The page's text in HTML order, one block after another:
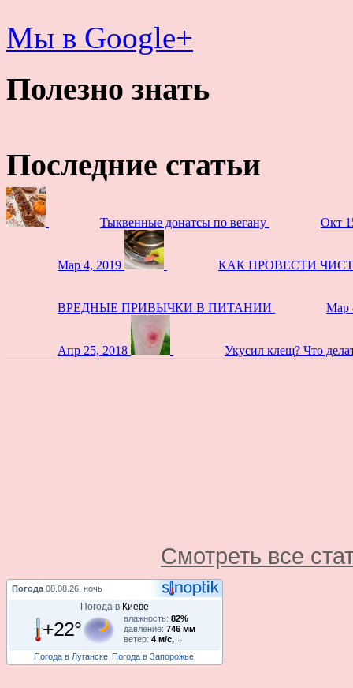
Мы в Google+
Полезно знать
Последние статьи
Тыквенные донатсы по вегану Окт
Мар 4, 2019 КАК ПРОВЕСТИ
ВРЕДНЫЕ ПРИВЫЧКИ В ПИТАНИИ Мар
Апр 25, 2018 Укусил клещ? Что
Смотреть все
Погода 08.08.26, ночь
Погода в Киеве
+22° влажность: 82%
давление: 746 мм
ветер: 4 м/с,
Погода в Луганске Погода в Запорожье